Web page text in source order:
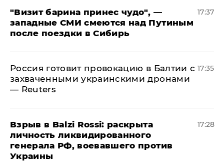
"Визит барина принес чудо", —
западные СМИ смеются над Путиным
после поездки в Сибирь
17:37
​Россия готовит провокацию в Балтии с
захваченными украинскими дронами
— Reuters
17:35
​Взрыв в Balzi Rossi: раскрыта
личность ликвидированного
генерала РФ, воевавшего против
Украины
17:28